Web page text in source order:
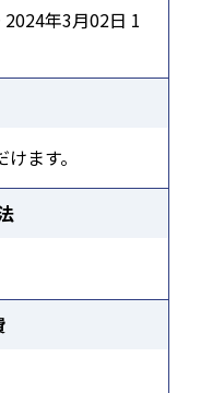
年3月02日 1
ます。